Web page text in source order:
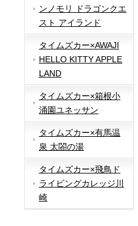
ンノモリ ドラゴンクエ
スト アイランド
タイムズカー×AWAJI
HELLO KITTY APPLE
LAND
タイムズカー×箱根小
涌園ユネッサン
タイムズカー×有馬温
泉 太閤の湯
タイムズカー×飛鳥ド
ライビングカレッジ川
崎